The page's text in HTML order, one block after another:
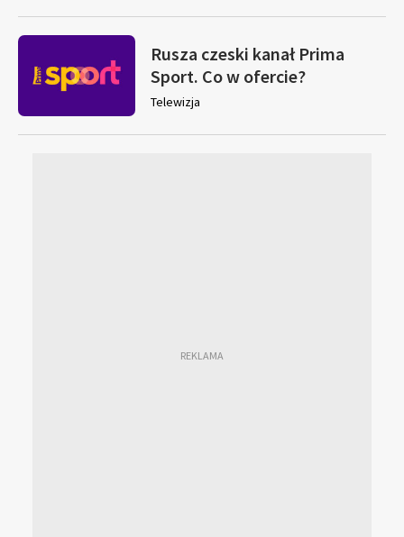
Rusza czeski kanał Prima
Sport. Co w ofercie?
Telewizja